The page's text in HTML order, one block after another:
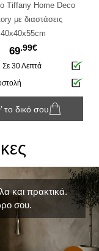
Tiffany Home Deco
με διαστάσεις
40x40x55cm
69.99€
30 Λεπτά
το δικό σου
και πρακτικά.
σου.